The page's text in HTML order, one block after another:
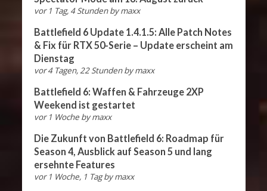
vor 1 Tag, 4 Stunden bymaxx
Battlefield 6 Update 1.4.1.5: Alle Patch Notes
& Fix für RTX 50-Serie – Update erscheint am
Dienstag
vor 4 Tagen, 22 Stunden bymaxx
Battlefield 6: Waffen & Fahrzeuge 2XP
Weekend ist gestartet
vor 1 Woche bymaxx
Die Zukunft von Battlefield 6: Roadmap für
Season 4, Ausblick auf Season 5 und lang
ersehnte Features
vor 1 Woche, 1 Tag bymaxx